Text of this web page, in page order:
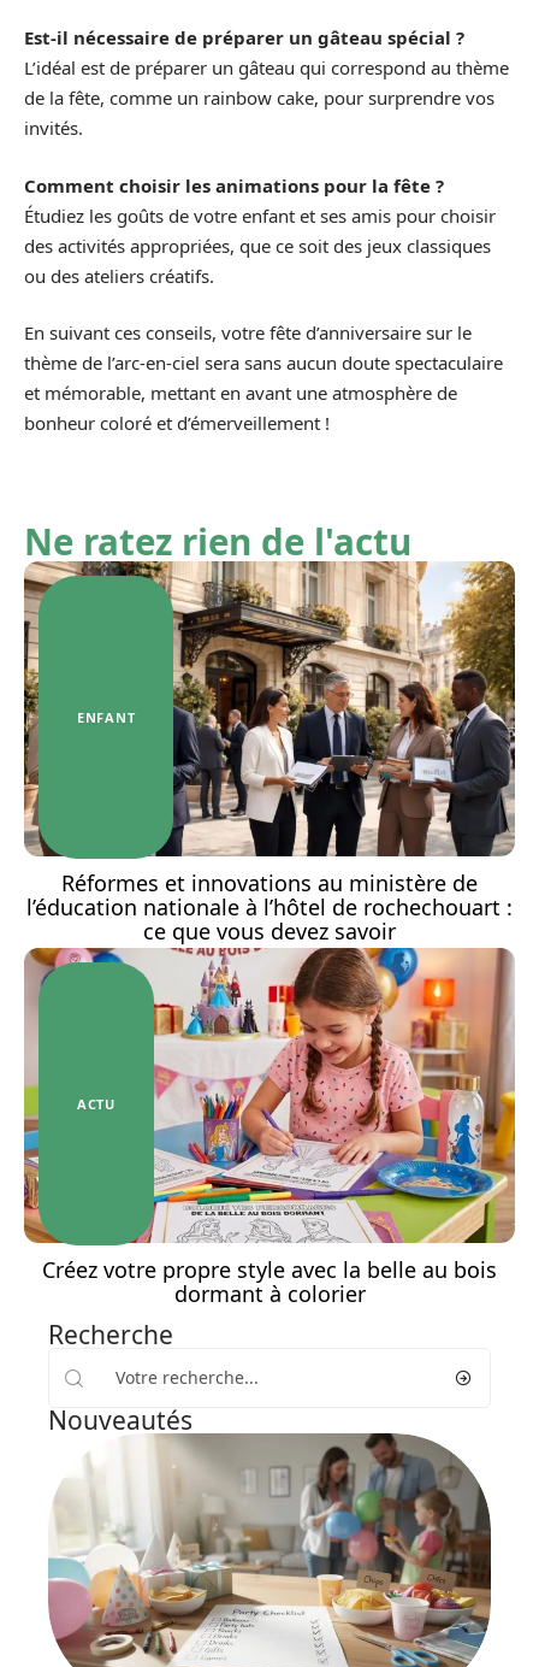
Est-il nécessaire de préparer un gâteau spécial ?
L’idéal est de préparer un gâteau qui correspond au thème
de la fête, comme un rainbow cake, pour surprendre vos
invités.
Comment choisir les animations pour la fête ?
Étudiez les goûts de votre enfant et ses amis pour choisir
des activités appropriées, que ce soit des jeux classiques
ou des ateliers créatifs.
En suivant ces conseils, votre fête d’anniversaire sur le
thème de l’arc-en-ciel sera sans aucun doute spectaculaire
et mémorable, mettant en avant une atmosphère de
bonheur coloré et d’émerveillement !
Ne ratez rien de l'actu
ENFANT
Réformes et innovations au ministère de
l’éducation nationale à l’hôtel de rochechouart :
ce que vous devez savoir
ACTU
Créez votre propre style avec la belle au bois
dormant à colorier
Recherche
Nouveautés